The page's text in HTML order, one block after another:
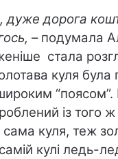
дуже дорога
– подумала
стала
куля
“поясом”.
із того
куля, теж
кулі ледь-